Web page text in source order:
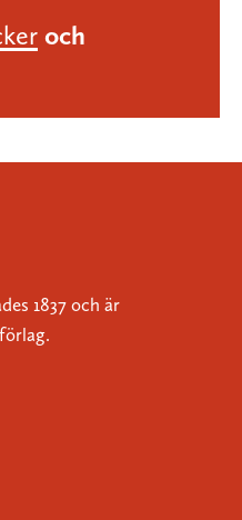
och
1837 och är